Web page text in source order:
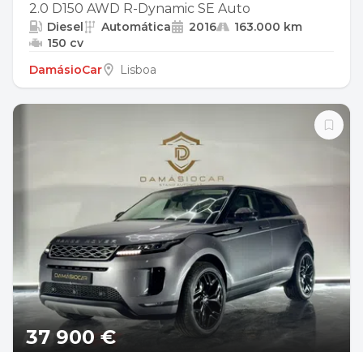
2.0 D150 AWD R-Dynamic SE Auto
Diesel Automática 2016
163.000 km
150 cv
DamásioCar
Lisboa
37 900 €